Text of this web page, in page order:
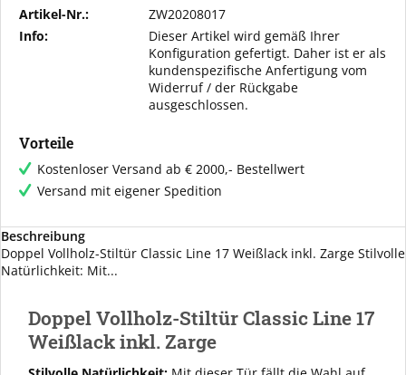
Artikel-Nr.:
ZW20208017
Info:
Dieser Artikel wird gemäß Ihrer
Konfiguration gefertigt. Daher ist er als
kundenspezifische Anfertigung vom
Widerruf / der Rückgabe
ausgeschlossen.
Vorteile
Kostenloser Versand ab € 2000,- Bestellwert
Versand mit eigener Spedition
Beschreibung
Doppel Vollholz-Stiltür Classic Line 17 Weißlack inkl. Zarge Stilvolle
Natürlichkeit: Mit...
Doppel Vollholz-Stiltür Classic Line 17
Weißlack inkl. Zarge